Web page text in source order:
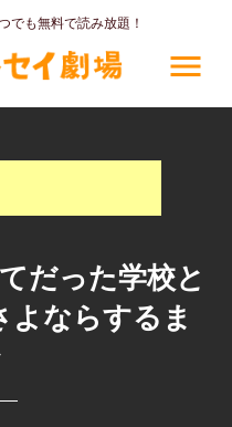
でも無料で読み放題！
menu
だった学校と
よならするま